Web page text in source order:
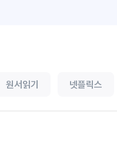
원서읽기 넷플릭스